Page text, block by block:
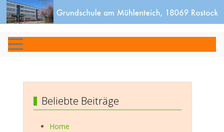
Beliebte Beiträge
Home